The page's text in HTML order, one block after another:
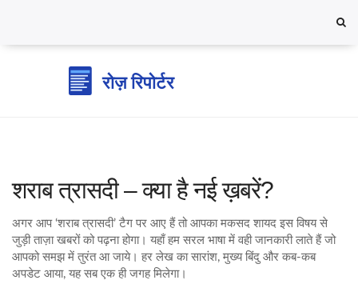
शराब त्रासदी – क्या है नई ख़बरें?
अगर आप ‘शराब त्रासदी’ टैग पर आए हैं तो आपका मकसद शायद इस विषय से
जुड़ी ताज़ा खबरों को पढ़ना होगा। यहाँ हम सरल भाषा में वही जानकारी लाते हैं जो
आपको समझ में तुरंत आ जाये। हर लेख का सारांश, मुख्य बिंदु और कब‑कब
अपडेट आया, यह सब एक ही जगह मिलेगा।